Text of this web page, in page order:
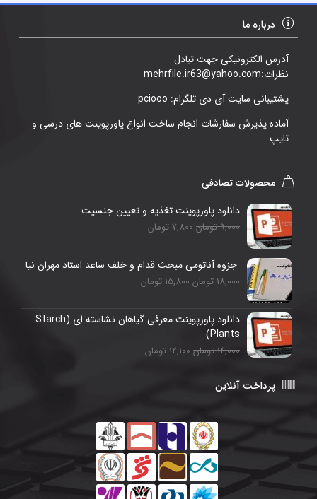
درباره ما
آدرس الکترونیکی جهت تبادل
نظرات:mehrfile.ir63@yahoo.com
پشتیبانی سایت آی دی تلگرام: pciooo
آماده پذیرش سفارشات انجام ساخت انواع پاورپوینت های درسی و
تایپ
محصولات تصادفی
دانلود پاورپوینت تغذیه و تعیین جنسیت
9,000 تومان 7,800 تومان
جزوه آناتومی مبحث قدام و خلف ساعد استاد مهران نیا
18,000 تومان 15,800 تومان
دانلود پاورپوینت معرفی گیاهان نشاسته ای (Starch
Plants)
14,000 تومان 12,100 تومان
پرداخت آنلاین